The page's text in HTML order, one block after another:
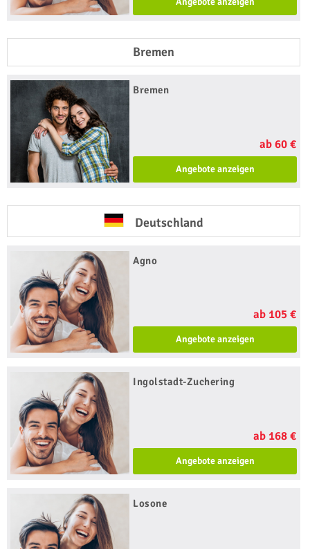
Bremen
Bremen
ab 60 €
Angebote anzeigen
Deutschland
Agno
ab 105 €
Angebote anzeigen
Ingolstadt-Zuchering
ab 168 €
Angebote anzeigen
Losone